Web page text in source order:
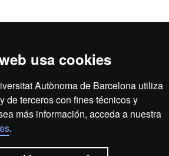
usa cookies
Autònoma de Barcelona utiliza
de terceros con fines técnicos y
más información, acceda a nuestra
.
Mapa del web UAB
Autònoma de
Barcelona